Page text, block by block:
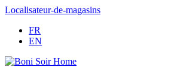
Passer
contenu
Localisateur-de-magasins
FR
EN